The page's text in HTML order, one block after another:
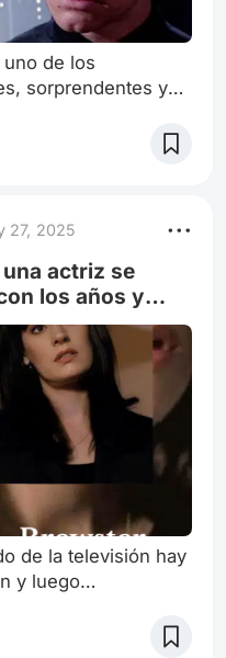
de los
sorprendentes y
Back, la
que redefinió
de aventuras y
La frase "No, I
27, 2025
actriz se
los años y
de la televisión hay
y luego
un camino